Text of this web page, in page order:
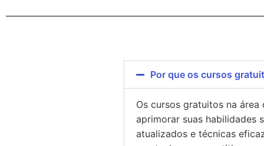
Por que os cursos
Os cursos gratuitos na
aprimorar suas habilidades
atualizados e técnicas